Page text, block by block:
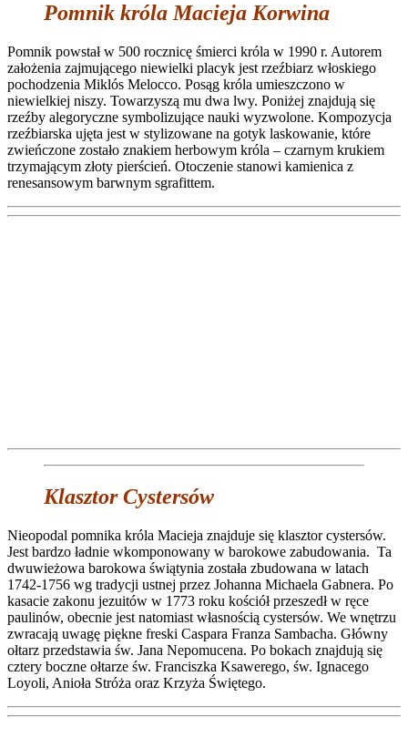
Pomnik króla Macieja Korwina
Pomnik powstał w 500 rocznicę śmierci króla w 1990 r. Autorem
założenia zajmującego niewielki placyk jest rzeźbiarz włoskiego
pochodzenia Miklós Melocco. Posąg króla umieszczono w
niewielkiej niszy. Towarzyszą mu dwa lwy. Poniżej znajdują się
rzeźby alegoryczne symbolizujące nauki wyzwolone. Kompozycja
rzeźbiarska ujęta jest w stylizowane na gotyk laskowanie, które
zwieńczone zostało znakiem herbowym króla – czarnym krukiem
trzymającym złoty pierścień. Otoczenie stanowi kamienica z
renesansowym barwnym sgrafittem.
Klasztor Cystersów
Nieopodal pomnika króla Macieja znajduje się klasztor cystersów.
Jest bardzo ładnie wkomponowany w barokowe zabudowania. Ta
dwuwieżowa barokowa świątynia została zbudowana w latach
1742-1756 wg tradycji ustnej przez Johanna Michaela Gabnera. Po
kasacie zakonu jezuitów w 1773 roku kościół przeszedł w ręce
paulinów, obecnie jest natomiast własnością cystersów. We wnętrzu
zwracają uwagę piękne freski Caspara Franza Sambacha. Główny
ołtarz przedstawia św. Jana Nepomucena. Po bokach znajdują się
cztery boczne ołtarze św. Franciszka Ksawerego, św. Ignacego
Loyoli, Anioła Stróża oraz Krzyża Świętego.